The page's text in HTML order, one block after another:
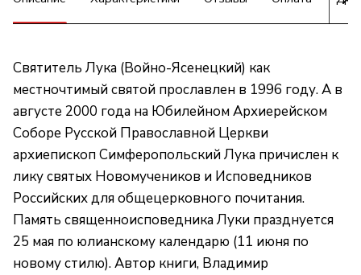
Святитель Лука (Войно-Ясенецкий) как
местночтимый святой прославлен в 1996 году. А в
августе 2000 года на Юбилейном Архиерейском
Соборе Русской Православной Церкви
архиепископ Симферопольский Лука причислен к
лику святых Новомучеников и Исповедников
Российских для общецерковного почитания.
Память священноисповедника Луки празднуется
25 мая по юлианскому календарю (11 июня по
новому стилю). Автор книги, Владимир